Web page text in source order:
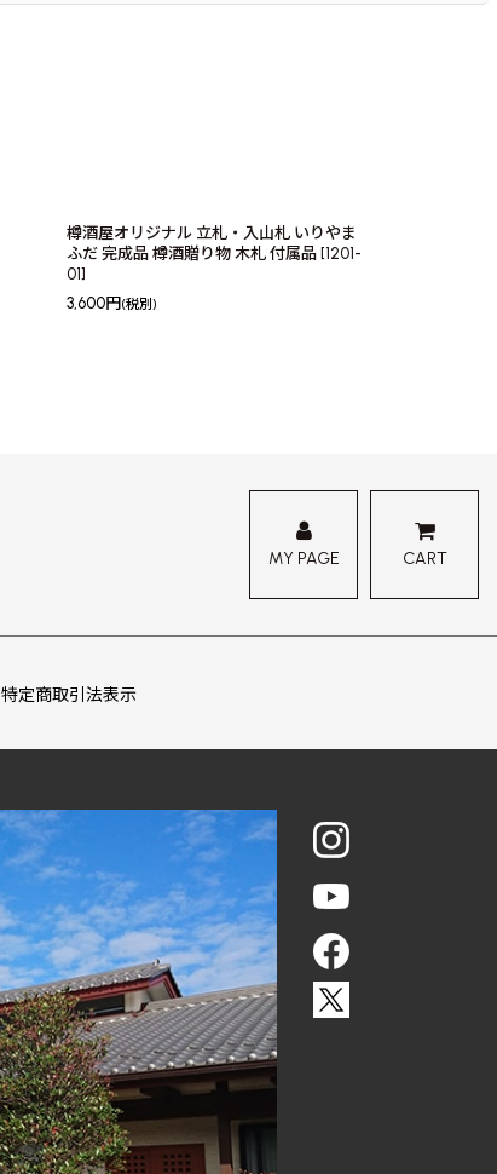
樽酒屋オリジナル 立札・入山札 いりやま
ふだ 完成品 樽酒贈り物 木札 付属品 [1201-
01]
3,600円 (税別)
MY PAGE CART
特定商取引法表示